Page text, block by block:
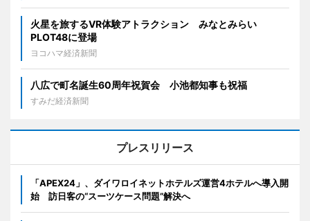
火星を旅するVR体験アトラクション みなとみらい
PLOT48に登場
ヨコハマ経済新聞
八広で町名誕生60周年祝賀会 小池都知事も祝福
すみだ経済新聞
プレスリリース
「APEX24」、ダイワロイネットホテルズ運営4ホテルへ導入開
始 訪日客の“スーツケース問題”解決へ